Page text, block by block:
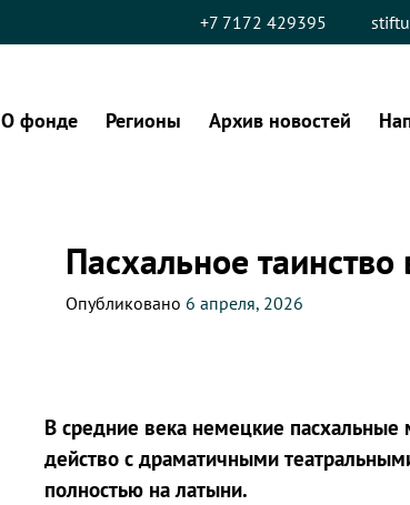
+7 7172 429395
О фонде Регионы Архив новостей
Пасхальное
Опубликовано 6 апреля, 2026
В средние века немецкие пасхальные
действо с драматичными
полностью на латыни.